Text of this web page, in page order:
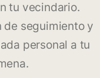
tu vecindario.
seguimiento y
personal a tu